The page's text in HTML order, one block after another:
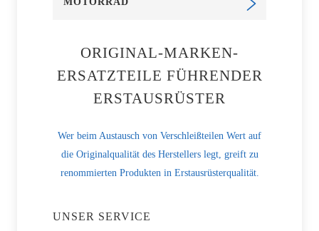
ORIGINAL-MARKEN-
ERSATZTEILE FÜHRENDER
ERSTAUSRÜSTER
Wer beim Austausch von Verschleißteilen Wert auf
die Originalqualität des Herstellers legt, greift zu
renommierten Produkten in Erstausrüsterqualität.
UNSER SERVICE